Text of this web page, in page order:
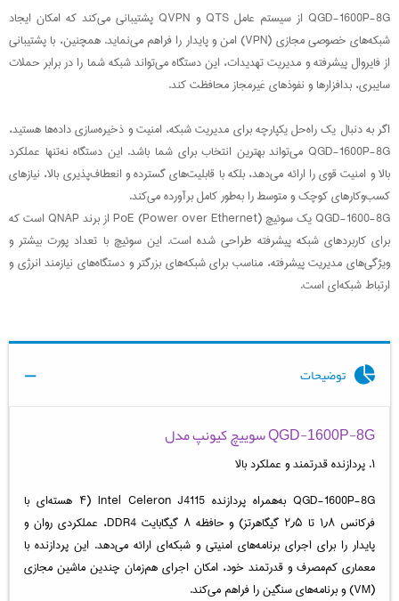
QGD-1600P-8G از سیستم عامل QTS و QVPN پشتیبانی می‌کند که امکان ایجاد
شبکه‌های خصوصی مجازی (VPN) امن و پایدار را فراهم می‌نماید. همچنین، با پشتیبانی
از فایروال پیشرفته و مدیریت تهدیدات، این دستگاه می‌تواند شبکه شما را در برابر حملات
سایبری، بدافزارها و نفوذهای غیرمجاز محافظت کند.
اگر به دنبال یک راه‌حل یکپارچه برای مدیریت شبکه، امنیت و ذخیره‌سازی داده‌ها هستید،
QGD-1600P-8G می‌تواند بهترین انتخاب برای شما باشد. این دستگاه نه‌تنها عملکرد
بالا و امنیت قوی را ارائه می‌دهد، بلکه با قابلیت‌های گسترده و انعطاف‌پذیری بالا، نیازهای
کسب‌وکارهای کوچک و متوسط را به‌طور کامل برآورده می‌کند.
QGD-1600-8G یک سوئیچ PoE (Power over Ethernet) از برند QNAP است که
برای کاربردهای شبکه پیشرفته طراحی شده است. این سوئیچ با تعداد پورت بیشتر و
ویژگی‌های مدیریت پیشرفته، مناسب برای شبکه‌های بزرگتر و دستگاه‌های نیازمند انرژی و
ارتباط شبکه‌ای است.
توضیحات
QGD-1600P-8G سويیچ کیونپ مدل
۱. پردازنده قدرتمند و عملکرد بالا
QGD-1600P-8G به‌همراه پردازنده Intel Celeron J4115 (۴ هسته‌ای با
فرکانس ۱٫۸ تا ۲٫۵ گیگاهرتز) و حافظه ۸ گیگابایت DDR4، عملکردی روان و
پایدار را برای اجرای برنامه‌های امنیتی و شبکه‌ای ارائه می‌دهد. این پردازنده با
معماری کم‌مصرف و قدرتمند خود، امکان اجرای هم‌زمان چندین ماشین مجازی
(VM) و برنامه‌های سنگین را فراهم می‌کند.